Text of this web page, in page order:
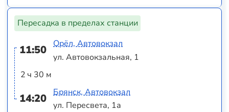
Пересадка в пределах станции
11:50
2 ч 30 м
14:20
Орёл, Автовокзал
ул. Автовокзальная, 1
Брянск, Автовокзал
ул. Пересвета, 1а